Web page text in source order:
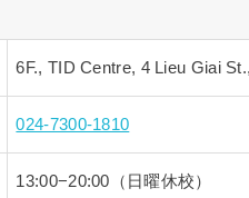
6F., TID Centre, 4 Lieu Giai
024-7300-1810
13:00−20:00（日曜休校）